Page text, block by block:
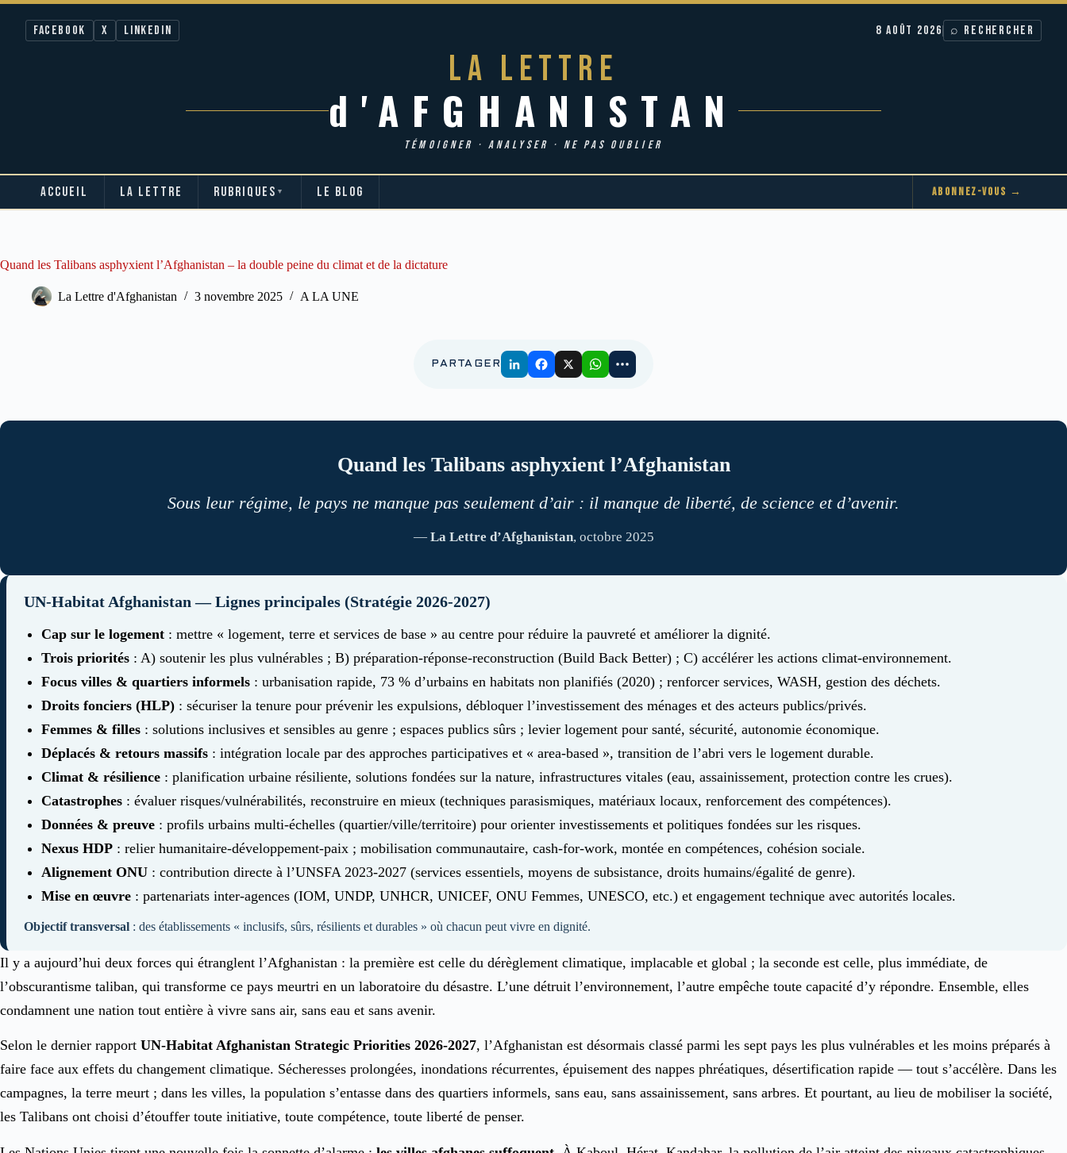
Facebook X LinkedIn 8 AOÛT 2026 ⌕ RECHERCHER
LA LETTRE
d'AFGHANISTAN
TÉMOIGNER · ANALYSER · NE PAS OUBLIER
ACCUEIL LA LETTRE RUBRIQUES ▼ LE BLOG ABONNEZ-VOUS →
Quand les Talibans asphyxient l’Afghanistan – la double peine du climat et de la dictature
La Lettre d'Afghanistan 3 novembre 2025 A LA UNE
PARTAGER
Quand les Talibans asphyxient l’Afghanistan
Sous leur régime, le pays ne manque pas seulement d’air : il manque de liberté, de science et d’avenir.
— La Lettre d’Afghanistan, octobre 2025
UN-Habitat Afghanistan — Lignes principales (Stratégie 2026-2027)
Cap sur le logement : mettre « logement, terre et services de base » au centre pour réduire la pauvreté et améliorer la dignité.
Trois priorités : A) soutenir les plus vulnérables ; B) préparation-réponse-reconstruction (Build Back Better) ; C) accélérer les actions climat-environnement.
Focus villes & quartiers informels : urbanisation rapide, 73 % d’urbains en habitats non planifiés (2020) ; renforcer services, WASH, gestion des déchets.
Droits fonciers (HLP) : sécuriser la tenure pour prévenir les expulsions, débloquer l’investissement des ménages et des acteurs publics/privés.
Femmes & filles : solutions inclusives et sensibles au genre ; espaces publics sûrs ; levier logement pour santé, sécurité, autonomie économique.
Déplacés & retours massifs : intégration locale par des approches participatives et « area-based », transition de l’abri vers le logement durable.
Climat & résilience : planification urbaine résiliente, solutions fondées sur la nature, infrastructures vitales (eau, assainissement, protection contre les crues).
Catastrophes : évaluer risques/vulnérabilités, reconstruire en mieux (techniques parasismiques, matériaux locaux, renforcement des compétences).
Données & preuve : profils urbains multi-échelles (quartier/ville/territoire) pour orienter investissements et politiques fondées sur les risques.
Nexus HDP : relier humanitaire-développement-paix ; mobilisation communautaire, cash-for-work, montée en compétences, cohésion sociale.
Alignement ONU : contribution directe à l’UNSFA 2023-2027 (services essentiels, moyens de subsistance, droits humains/égalité de genre).
Mise en œuvre : partenariats inter-agences (IOM, UNDP, UNHCR, UNICEF, ONU Femmes, UNESCO, etc.) et engagement technique avec autorités locales.
Objectif transversal : des établissements « inclusifs, sûrs, résilients et durables » où chacun peut vivre en dignité.
Il y a aujourd’hui deux forces qui étranglent l’Afghanistan : la première est celle du dérèglement climatique, implacable et global ; la seconde est celle, plus immédiate, de
l’obscurantisme taliban, qui transforme ce pays meurtri en un laboratoire du désastre. L’une détruit l’environnement, l’autre empêche toute capacité d’y répondre. Ensemble, elles
condamnent une nation tout entière à vivre sans air, sans eau et sans avenir.
Selon le dernier rapport UN-Habitat Afghanistan Strategic Priorities 2026-2027, l’Afghanistan est désormais classé parmi les sept pays les plus vulnérables et les moins préparés à
faire face aux effets du changement climatique. Sécheresses prolongées, inondations récurrentes, épuisement des nappes phréatiques, désertification rapide — tout s’accélère. Dans les
campagnes, la terre meurt ; dans les villes, la population s’entasse dans des quartiers informels, sans eau, sans assainissement, sans arbres. Et pourtant, au lieu de mobiliser la société,
les Talibans ont choisi d’étouffer toute initiative, toute compétence, toute liberté de penser.